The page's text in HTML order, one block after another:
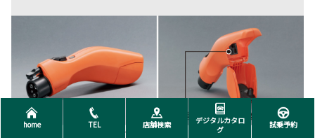
home TEL 店舗検索
デジタルカタロ
グ
試乗予約